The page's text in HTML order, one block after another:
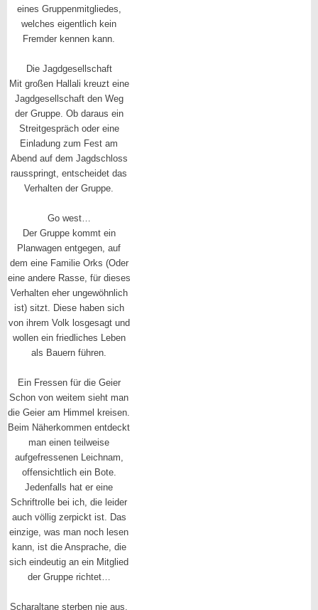
eines Gruppenmitgliedes,
welches eigentlich kein
Fremder kennen kann.
Die Jagdgesellschaft
Mit großen Hallali kreuzt eine
Jagdgesellschaft den Weg
der Gruppe. Ob daraus ein
Streitgespräch oder eine
Einladung zum Fest am
Abend auf dem Jagdschloss
rausspringt, entscheidet das
Verhalten der Gruppe.
Go west…
Der Gruppe kommt ein
Planwagen entgegen, auf
dem eine Familie Orks (Oder
eine andere Rasse, für dieses
Verhalten eher ungewöhnlich
ist) sitzt. Diese haben sich
von ihrem Volk losgesagt und
wollen ein friedliches Leben
als Bauern führen.
Ein Fressen für die Geier
Schon von weitem sieht man
die Geier am Himmel kreisen.
Beim Näherkommen entdeckt
man einen teilweise
aufgefressenen Leichnam,
offensichtlich ein Bote.
Jedenfalls hat er eine
Schriftrolle bei ich, die leider
auch völlig zerpickt ist. Das
einzige, was man noch lesen
kann, ist die Ansprache, die
sich eindeutig an ein Mitglied
der Gruppe richtet…
Scharaltane sterben nie aus.